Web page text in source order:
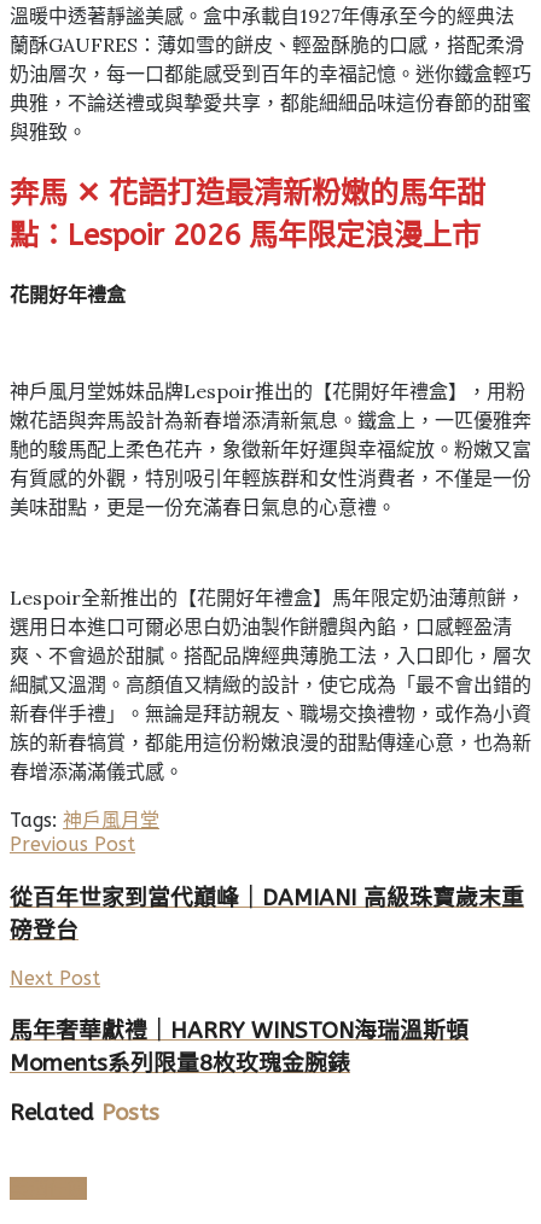
溫暖中透著靜謐美感。盒中承載自1927年傳承至今的經典法
蘭酥GAUFRES：薄如雪的餅皮、輕盈酥脆的口感，搭配柔滑
奶油層次，每一口都能感受到百年的幸福記憶。迷你鐵盒輕巧
典雅，不論送禮或與摯愛共享，都能細細品味這份春節的甜蜜
與雅致。
奔馬 ✕ 花語打造最清新粉嫩的馬年甜
點：Lespoir 2026 馬年限定浪漫上市
花開好年禮盒
神戶風月堂姊妹品牌Lespoir推出的【花開好年禮盒】，用粉
嫩花語與奔馬設計為新春增添清新氣息。鐵盒上，一匹優雅奔
馳的駿馬配上柔色花卉，象徵新年好運與幸福綻放。粉嫩又富
有質感的外觀，特別吸引年輕族群和女性消費者，不僅是一份
美味甜點，更是一份充滿春日氣息的心意禮。
Lespoir全新推出的【花開好年禮盒】馬年限定奶油薄煎餅，
選用日本進口可爾必思白奶油製作餅體與內餡，口感輕盈清
爽、不會過於甜膩。搭配品牌經典薄脆工法，入口即化，層次
細膩又溫潤。高顏值又精緻的設計，使它成為「最不會出錯的
新春伴手禮」。無論是拜訪親友、職場交換禮物，或作為小資
族的新春犒賞，都能用這份粉嫩浪漫的甜點傳達心意，也為新
春增添滿滿儀式感。
Tags: 神戶風月堂
Previous Post
從百年世家到當代巔峰｜DAMIANI 高級珠寶歲末重
磅登台
Next Post
馬年奢華獻禮｜HARRY WINSTON海瑞溫斯頓
Moments系列限量8枚玫瑰金腕錶
Related Posts